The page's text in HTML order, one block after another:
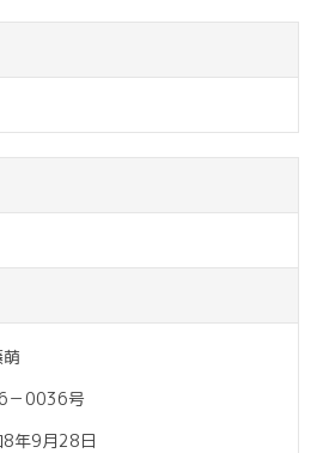
－0036号
8年9月28日